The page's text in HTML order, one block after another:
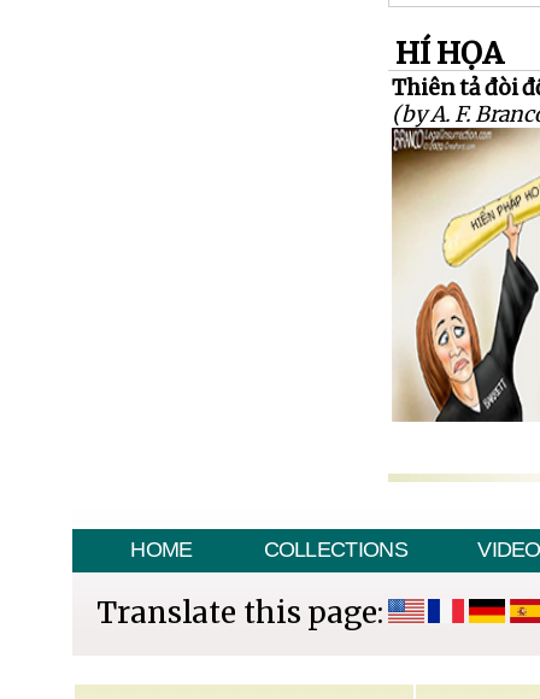
HÍ HỌA
Thiên tả đòi
(by A. F.
HOME COLLECTIONS VIDEO
Translate this page: